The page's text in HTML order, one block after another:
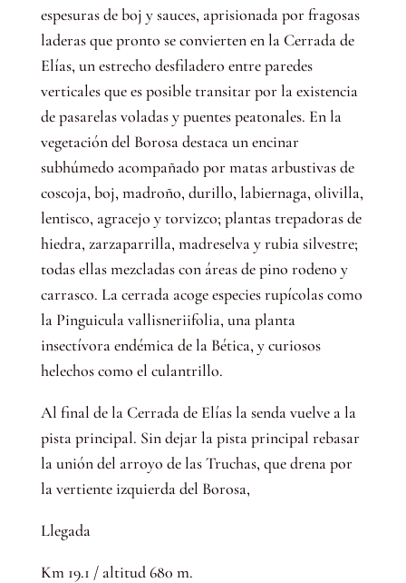
espesuras de boj y sauces, aprisionada por fragosas
laderas que pronto se convierten en la Cerrada de
Elías, un estrecho desfiladero entre paredes
verticales que es posible transitar por la existencia
de pasarelas voladas y puentes peatonales. En la
vegetación del Borosa destaca un encinar
subhúmedo acompañado por matas arbustivas de
coscoja, boj, madroño, durillo, labiernaga, olivilla,
lentisco, agracejo y torvizco; plantas trepadoras de
hiedra, zarzaparrilla, madreselva y rubia silvestre;
todas ellas mezcladas con áreas de pino rodeno y
carrasco. La cerrada acoge especies rupícolas como
la Pinguicula vallisneriifolia, una planta
insectívora endémica de la Bética, y curiosos
helechos como el culantrillo.
Al final de la Cerrada de Elías la senda vuelve a la
pista principal. Sin dejar la pista principal rebasar
la unión del arroyo de las Truchas, que drena por
la vertiente izquierda del Borosa,
Llegada
Km 19.1 / altitud 680 m.